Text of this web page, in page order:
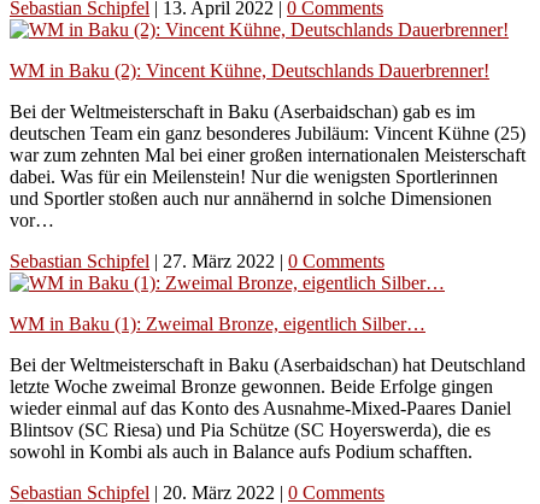
Sebastian Schipfel | 13. April 2022 | 0 Comments
WM in Baku (2): Vincent Kühne, Deutschlands Dauerbrenner!
Bei der Weltmeisterschaft in Baku (Aserbaidschan) gab es im
deutschen Team ein ganz besonderes Jubiläum: Vincent Kühne (25)
war zum zehnten Mal bei einer großen internationalen Meisterschaft
dabei. Was für ein Meilenstein! Nur die wenigsten Sportlerinnen
und Sportler stoßen auch nur annähernd in solche Dimensionen
vor…
Sebastian Schipfel | 27. März 2022 | 0 Comments
WM in Baku (1): Zweimal Bronze, eigentlich Silber…
Bei der Weltmeisterschaft in Baku (Aserbaidschan) hat Deutschland
letzte Woche zweimal Bronze gewonnen. Beide Erfolge gingen
wieder einmal auf das Konto des Ausnahme-Mixed-Paares Daniel
Blintsov (SC Riesa) und Pia Schütze (SC Hoyerswerda), die es
sowohl in Kombi als auch in Balance aufs Podium schafften.
Sebastian Schipfel | 20. März 2022 | 0 Comments